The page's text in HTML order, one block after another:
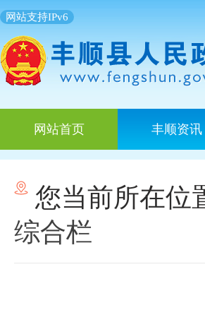
网站支持IPv6
网站首页 丰顺资讯
您当前所在位
综合栏